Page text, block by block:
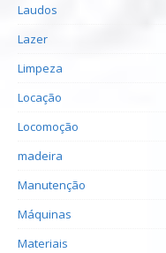
Laudos
Lazer
Limpeza
Locação
Locomoção
madeira
Manutenção
Máquinas
Materiais